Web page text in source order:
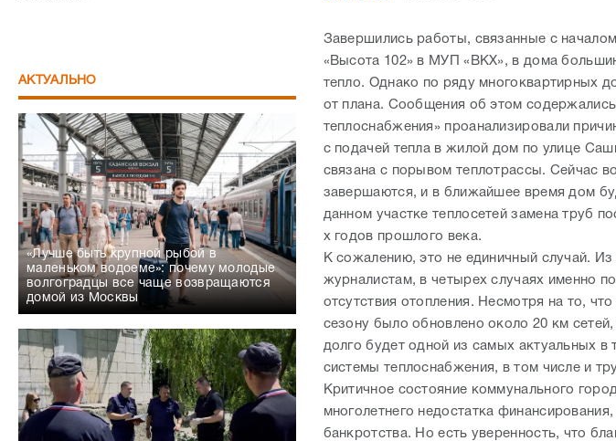
АКТУАЛЬНО
«Лучше быть крупной рыбой в
маленьком водоеме»: почему молодые
волгоградцы все чаще возвращаются
домой из Москвы
Завершились работы, связанные с
«Высота 102» в МУП «ВКХ», в дома
тепло. Однако по ряду многоквартирных
от плана. Сообщения об этом
теплоснабжения» проанализировали
с подачей тепла в жилой дом по улице
связана с порывом теплотрассы. Сейчас
завершаются, и в ближайшее время дом
данном участке теплосетей замена труб
х годов прошлого века.
К сожалению, это не единичный случай.
журналистам, в четырех случаях именно
отсутствия отопления. Несмотря на то,
сезону было обновлено около 20 км
долго будет одной из самых актуальных в
системы теплоснабжения, в том числе и
Критичное состояние коммунального
многолетнего недостатка
банкротства. Но есть уверенность, что